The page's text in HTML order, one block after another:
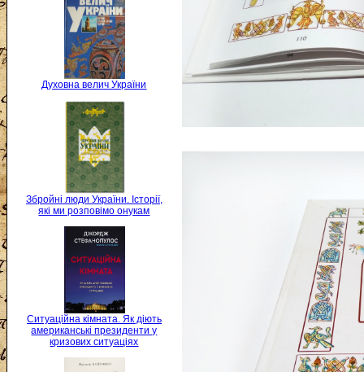
Духовна велич України
Збройні люди України. Історії,
які ми розповімо онукам
Ситуаційна кімната. Як діють
американські президенти у
кризових ситуаціях